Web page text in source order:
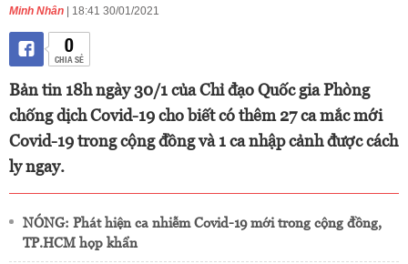
Minh Nhân | 18:41 30/01/2021
0
CHIA SẺ
Bản tin 18h ngày 30/1 của Chỉ đạo Quốc gia Phòng
chống dịch Covid-19 cho biết có thêm 27 ca mắc mới
Covid-19 trong cộng đồng và 1 ca nhập cảnh được cách
ly ngay.
NÓNG: Phát hiện ca nhiễm Covid-19 mới trong cộng đồng,
TP.HCM họp khẩn